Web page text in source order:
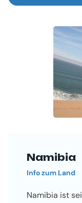
Namibia
Info zum Land
Namibia ist